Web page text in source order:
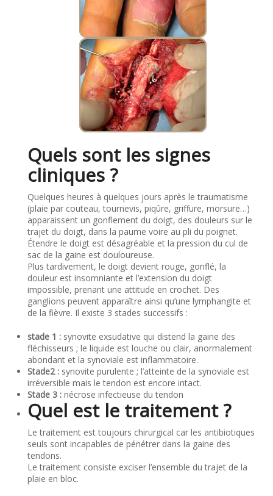
Quels sont les signes
cliniques ?
Quelques heures à quelques jours après le traumatisme
(plaie par couteau, tournevis, piqûre, griffure, morsure…)
apparaissent un gonflement du doigt, des douleurs sur le
trajet du doigt, dans la paume voire au pli du poignet.
Étendre le doigt est désagréable et la pression du cul de
sac de la gaine est douloureuse.
Plus tardivement, le doigt devient rouge, gonflé, la
douleur est insomniante et l’extension du doigt
impossible, prenant une attitude en crochet. Des
ganglions peuvent apparaître ainsi qu’une lymphangite et
de la fièvre. Il existe 3 stades successifs :
stade 1 : synovite exsudative qui distend la gaine des
fléchisseurs ; le liquide est louche ou clair, anormalement
abondant et la synoviale est inflammatoire.
Stade2 : synovite purulente ; l’atteinte de la synoviale est
irréversible mais le tendon est encore intact.
Stade 3 : nécrose infectieuse du tendon
Quel est le traitement ?
Le traitement est toujours chirurgical car les antibiotiques
seuls sont incapables de pénétrer dans la gaine des
tendons.
Le traitement consiste exciser l’ensemble du trajet de la
plaie en bloc.